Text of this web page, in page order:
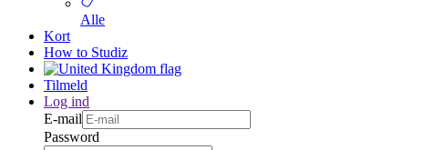
Alle
Kort
How to Studiz
Tilmeld
Log ind
E-mail
Password